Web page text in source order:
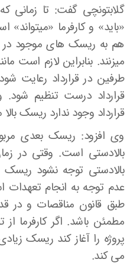
گلابتونچی گفت: تا زمانی
«باید» و کارفرما
هم به ریسک های موجود
می­زنند. بنابراین لازم است
طرفین در قرارداد رعایت
قرارداد درست تنظیم
قرارداد وجود ندارد ریسک بالا
وی افزود: ریسک بعدی
بالادستی است. وقتی در
بالادستی توجه نشود
عدم توجه به انجام تعهدات
طبق قانون مناقصات و در
مطمئن باشد. اگر کارفرما
پروژه را آغاز کند ریسک
می­ کند.